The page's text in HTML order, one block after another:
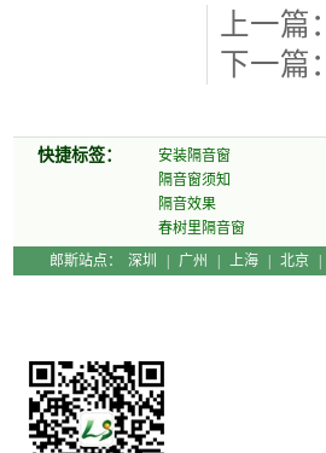
上一篇：
下一篇：
快捷标签： 安装隔音窗
隔音窗须知
隔音效果
春树里隔音窗
郎斯站点：
深圳 广州 上海 北京